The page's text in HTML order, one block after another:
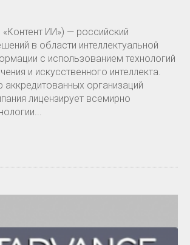
ИИ») — российский
в области интеллектуальной
с использованием технологий
и искусственного интеллекта.
аккредитованных организаций
лицензирует всемирно